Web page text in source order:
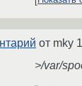
от mky
>/var/